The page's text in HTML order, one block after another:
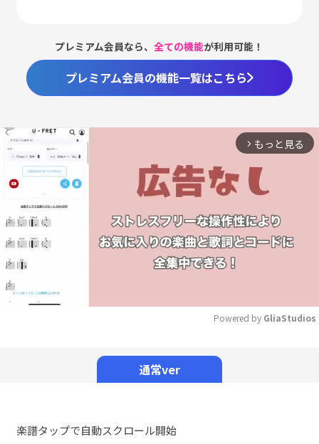
プレミアム会員なら、全ての機能が利用可能！
プレミアム会員の機能一覧はこちら
arrow_forward_ios もっと見る
Powered by GliaStudios
通常ver
楽譜タップで自動スクロール開始